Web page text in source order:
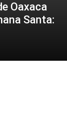
Oaxaca
Santa: